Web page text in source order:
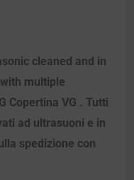
cleaned and in
multiple
Copertina VG . Tutti
ad ultrasuoni e in
spedizione con